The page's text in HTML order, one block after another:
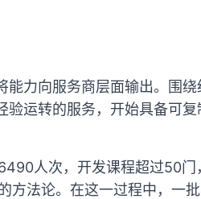
力向服务商层面输出。围
运转的服务，开始具备可
人次，开发课程超过50
方法论。在这一过程中，一